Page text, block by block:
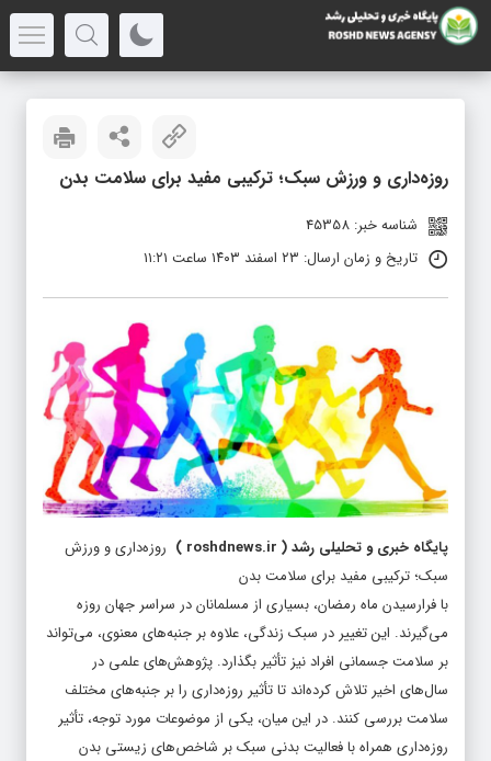
روزه‌داری و ورزش سبک؛ ترکیبی مفید برای سلامت بدن
شناسه خبر: 45358
تاریخ و زمان ارسال: ۲۳ اسفند ۱۴۰۳ ساعت ۱۱:۲۱
پایگاه خبری و تحلیلی رشد(
roshdnews.ir
) روزه‌داری و ورزش
سبک؛ ترکیبی مفید برای سلامت بدن
با فرارسیدن ماه رمضان، بسیاری از مسلمانان در سراسر جهان روزه
می‌گیرند. این تغییر در سبک زندگی، علاوه بر جنبه‌های معنوی، می‌تواند
بر سلامت جسمانی افراد نیز تأثیر بگذارد. پژوهش‌های علمی در
سال‌های اخیر تلاش کرده‌اند تا تأثیر روزه‌داری را بر جنبه‌های مختلف
سلامت بررسی کنند. در این میان، یکی از موضوعات مورد توجه، تأثیر
روزه‌داری همراه با فعالیت بدنی سبک بر شاخص‌های زیستی بدن